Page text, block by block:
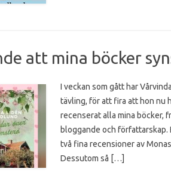
att mina böcker
I veckan som gått har
tävling, för att fira att hon nu
recenserat alla mina böcker,
bloggande och
två fina recensioner av
Dessutom så […]